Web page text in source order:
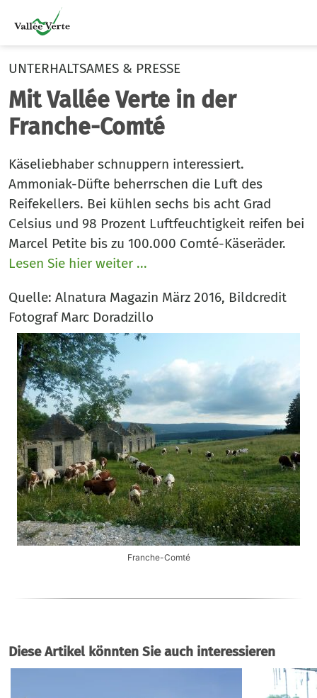
UNTERHALTSAMES & PRESSE
Mit Vallée Verte in der
Franche-Comté
Käseliebhaber schnuppern interessiert.
Ammoniak-Düfte beherrschen die Luft des
Reifekellers. Bei kühlen sechs bis acht Grad
Celsius und 98 Prozent Luftfeuchtigkeit reifen bei
Marcel Petite bis zu 100.000 Comté-Käseräder.
Lesen Sie hier weiter ...
Quelle: Alnatura Magazin März 2016, Bildcredit
Fotograf Marc Doradzillo
Franche-Comté
Diese Artikel könnten Sie auch interessieren